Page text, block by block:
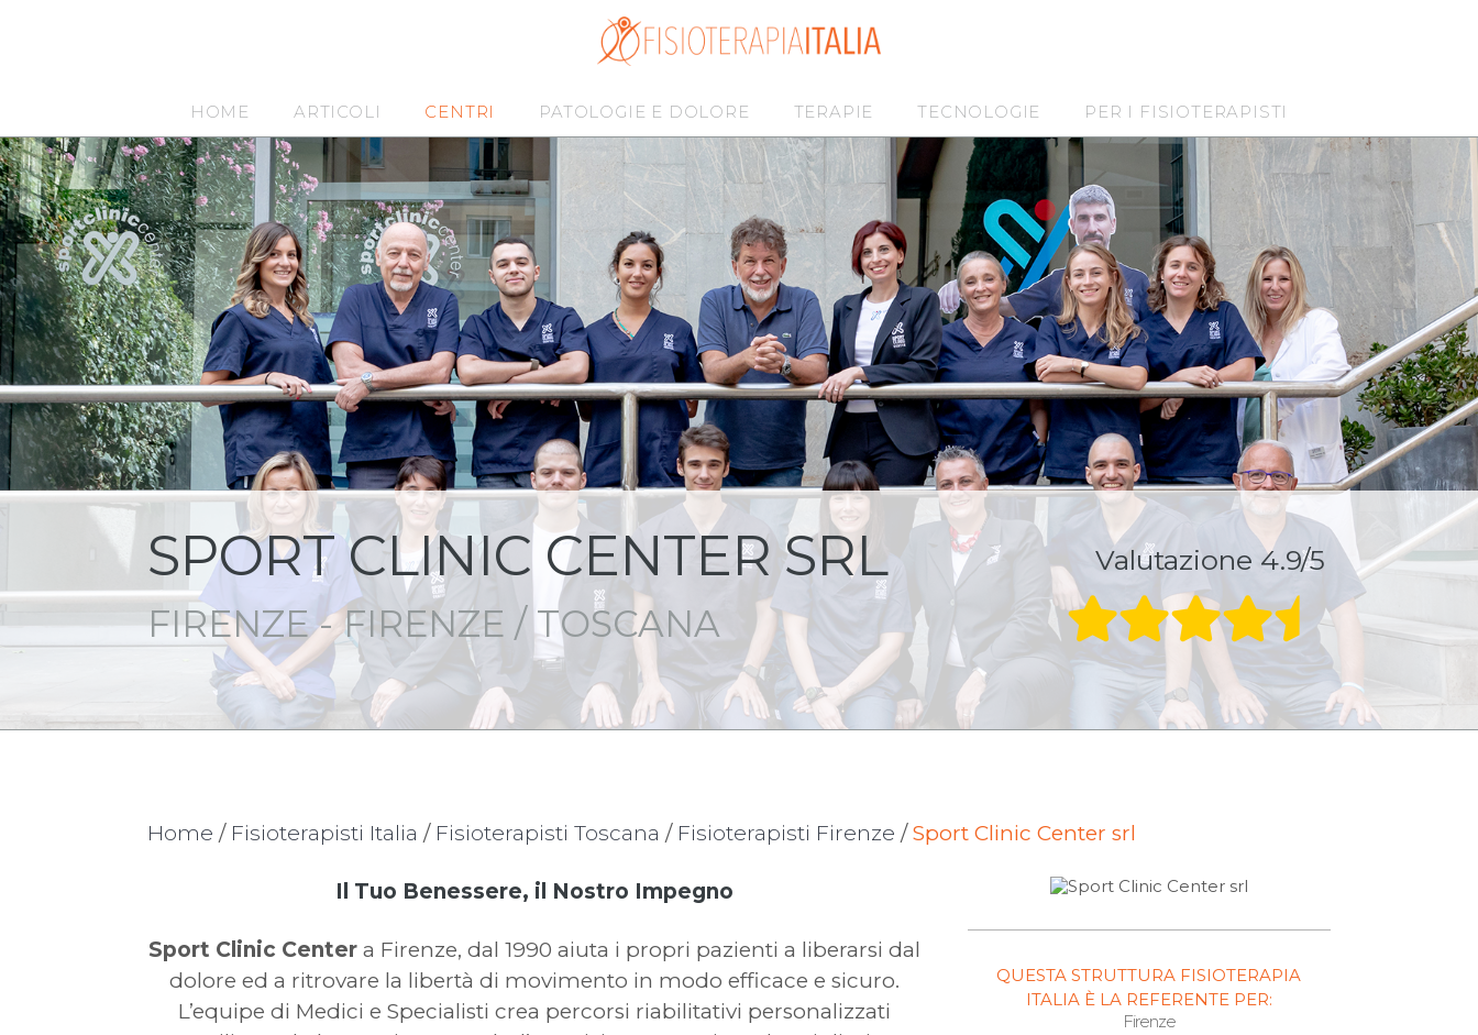
HOME ARTICOLI CENTRI PATOLOGIE E DOLORE TERAPIE TECNOLOGIE PER I FISIOTERAPISTI
SPORT CLINIC CENTER SRL
FIRENZE - FIRENZE / TOSCANA
Valutazione 4.9/5
Home / Fisioterapisti Italia / Fisioterapisti Toscana / Fisioterapisti Firenze /Sport Clinic Center srl
Il Tuo Benessere, il Nostro Impegno
Sport Clinic Centera Firenze, dal 1990 aiuta i propri pazienti a liberarsi dal
dolore ed a ritrovare la libertà di movimento in modo efficace e sicuro.
L’equipe di Medici e Specialisti crea percorsi riabilitativi personalizzati
QUESTA STRUTTURA FISIOTERAPIA
ITALIA È LA REFERENTE PER:
Firenze